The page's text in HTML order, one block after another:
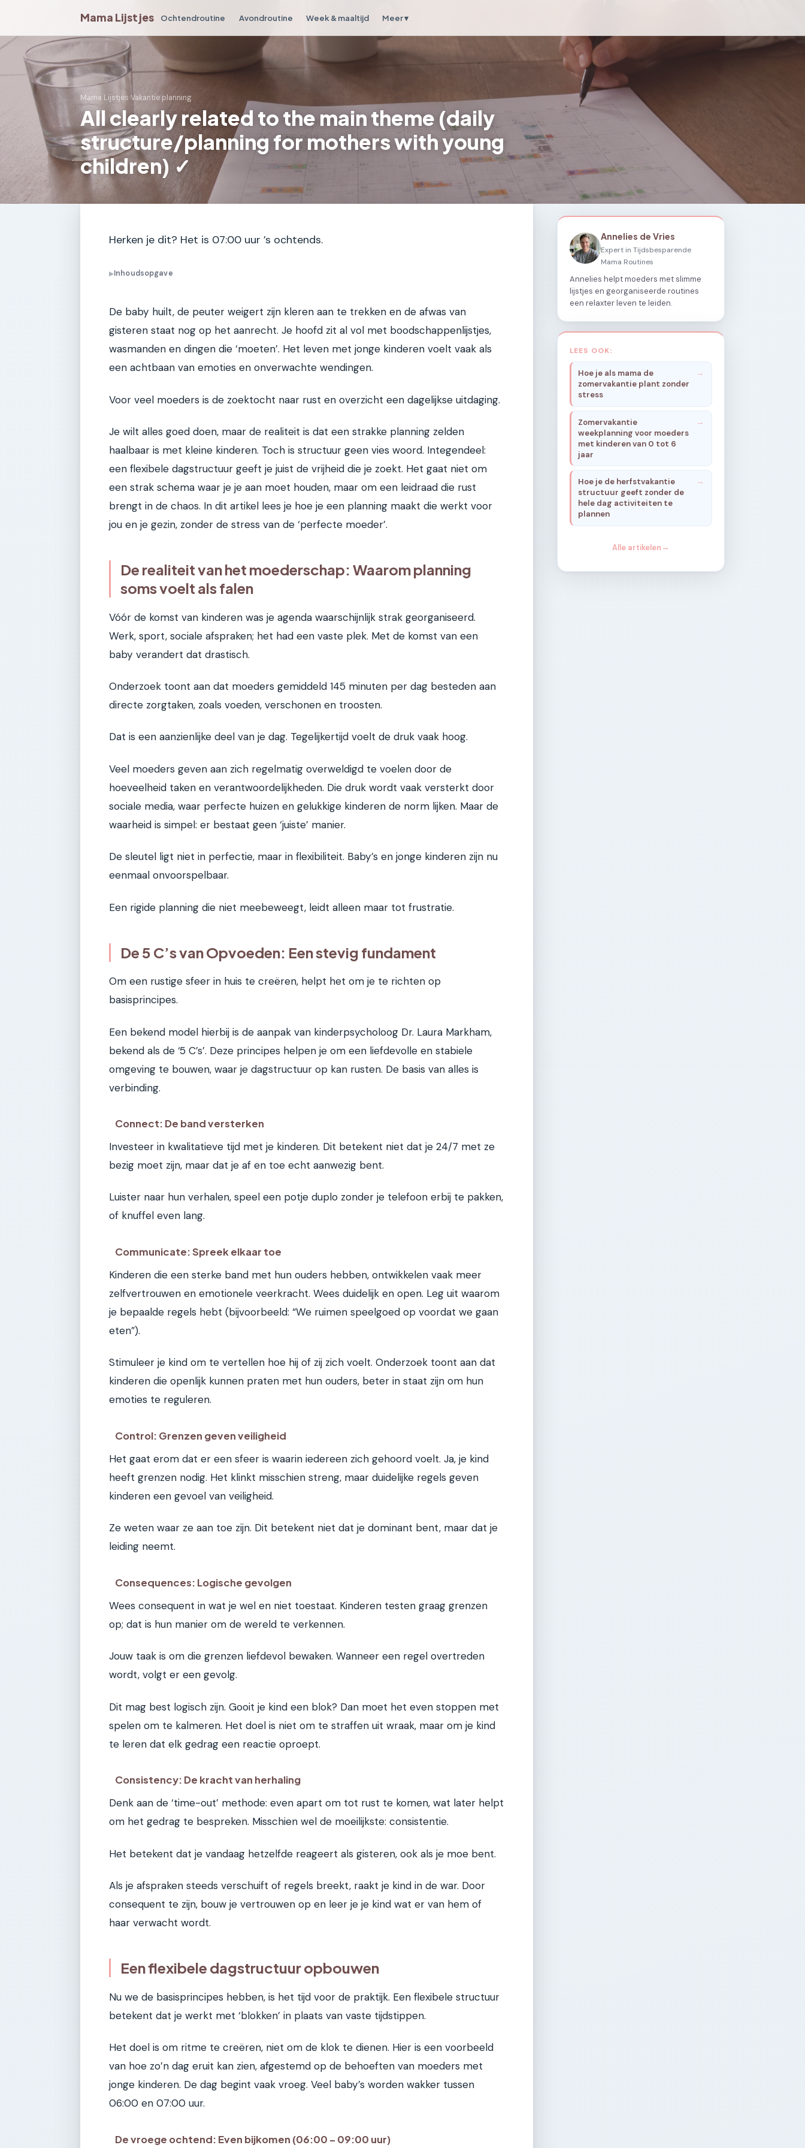
Mama Lijstjes Ochtendroutine Avondroutine Week & maaltijd Meer ▾
Mama Lijstjes›Vakantie planning
All clearly related to the main theme (daily
structure/planning for mothers with young
children) ✓
Herken je dit? Het is 07:00 uur ’s ochtends.
▶Inhoudsopgave
De baby huilt, de peuter weigert zijn kleren aan te trekken en de afwas van
gisteren staat nog op het aanrecht. Je hoofd zit al vol met boodschappenlijstjes,
wasmanden en dingen die ‘moeten’. Het leven met jonge kinderen voelt vaak als
een achtbaan van emoties en onverwachte wendingen.
Voor veel moeders is de zoektocht naar rust en overzicht een dagelijkse uitdaging.
Je wilt alles goed doen, maar de realiteit is dat een strakke planning zelden
haalbaar is met kleine kinderen. Toch is structuur geen vies woord. Integendeel:
een flexibele dagstructuur geeft je juist de vrijheid die je zoekt. Het gaat niet om
een strak schema waar je je aan moet houden, maar om een leidraad die rust
brengt in de chaos. In dit artikel lees je hoe je een planning maakt die werkt voor
jou en je gezin, zonder de stress van de ‘perfecte moeder’.
De realiteit van het moederschap: Waarom planning
soms voelt als falen
Vóór de komst van kinderen was je agenda waarschijnlijk strak georganiseerd.
Werk, sport, sociale afspraken; het had een vaste plek. Met de komst van een
baby verandert dat drastisch.
Onderzoek toont aan dat moeders gemiddeld 145 minuten per dag besteden aan
directe zorgtaken, zoals voeden, verschonen en troosten.
Dat is een aanzienlijke deel van je dag. Tegelijkertijd voelt de druk vaak hoog.
Veel moeders geven aan zich regelmatig overweldigd te voelen door de
hoeveelheid taken en verantwoordelijkheden. Die druk wordt vaak versterkt door
sociale media, waar perfecte huizen en gelukkige kinderen de norm lijken. Maar de
waarheid is simpel: er bestaat geen ‘juiste’ manier.
De sleutel ligt niet in perfectie, maar in flexibiliteit. Baby’s en jonge kinderen zijn nu
eenmaal onvoorspelbaar.
Een rigide planning die niet meebeweegt, leidt alleen maar tot frustratie.
De 5 C’s van Opvoeden: Een stevig fundament
Om een rustige sfeer in huis te creëren, helpt het om je te richten op
basisprincipes.
Een bekend model hierbij is de aanpak van kinderpsycholoog Dr. Laura Markham,
bekend als de ‘5 C’s’. Deze principes helpen je om een liefdevolle en stabiele
omgeving te bouwen, waar je dagstructuur op kan rusten. De basis van alles is
verbinding.
Connect: De band versterken
Investeer in kwalitatieve tijd met je kinderen. Dit betekent niet dat je 24/7 met ze
bezig moet zijn, maar dat je af en toe echt aanwezig bent.
Luister naar hun verhalen, speel een potje duplo zonder je telefoon erbij te pakken,
of knuffel even lang.
Communicate: Spreek elkaar toe
Kinderen die een sterke band met hun ouders hebben, ontwikkelen vaak meer
zelfvertrouwen en emotionele veerkracht. Wees duidelijk en open. Leg uit waarom
je bepaalde regels hebt (bijvoorbeeld: “We ruimen speelgoed op voordat we gaan
eten”).
Stimuleer je kind om te vertellen hoe hij of zij zich voelt. Onderzoek toont aan dat
kinderen die openlijk kunnen praten met hun ouders, beter in staat zijn om hun
emoties te reguleren.
Control: Grenzen geven veiligheid
Het gaat erom dat er een sfeer is waarin iedereen zich gehoord voelt. Ja, je kind
heeft grenzen nodig. Het klinkt misschien streng, maar duidelijke regels geven
kinderen een gevoel van veiligheid.
Ze weten waar ze aan toe zijn. Dit betekent niet dat je dominant bent, maar dat je
leiding neemt.
Consequences: Logische gevolgen
Wees consequent in wat je wel en niet toestaat. Kinderen testen graag grenzen
op; dat is hun manier om de wereld te verkennen.
Jouw taak is om die grenzen liefdevol bewaken. Wanneer een regel overtreden
wordt, volgt er een gevolg.
Dit mag best logisch zijn. Gooit je kind een blok? Dan moet het even stoppen met
spelen om te kalmeren. Het doel is niet om te straffen uit wraak, maar om je kind
te leren dat elk gedrag een reactie oproept.
Consistency: De kracht van herhaling
Denk aan de ‘time-out’ methode: even apart om tot rust te komen, wat later helpt
om het gedrag te bespreken. Misschien wel de moeilijkste: consistentie.
Het betekent dat je vandaag hetzelfde reageert als gisteren, ook als je moe bent.
Als je afspraken steeds verschuift of regels breekt, raakt je kind in de war. Door
consequent te zijn, bouw je vertrouwen op en leer je je kind wat er van hem of
haar verwacht wordt.
Een flexibele dagstructuur opbouwen
Nu we de basisprincipes hebben, is het tijd voor de praktijk. Een flexibele structuur
betekent dat je werkt met ‘blokken’ in plaats van vaste tijdstippen.
Het doel is om ritme te creëren, niet om de klok te dienen. Hier is een voorbeeld
van hoe zo’n dag eruit kan zien, afgestemd op de behoeften van moeders met
jonge kinderen. De dag begint vaak vroeg. Veel baby’s worden wakker tussen
06:00 en 07:00 uur.
De vroege ochtend: Even bijkomen (06:00 – 09:00 uur)
Annelies de Vries
Expert in Tijdsbesparende
Mama Routines
Annelies helpt moeders met slimme
lijstjes en georganiseerde routines
een relaxter leven te leiden.
LEES OOK:
Hoe je als mama de
zomervakantie plant zonder
stress
Zomervakantie
weekplanning voor moeders
met kinderen van 0 tot 6
jaar
Hoe je de herfstvakantie
structuur geeft zonder de
hele dag activiteiten te
plannen
Alle artikelen